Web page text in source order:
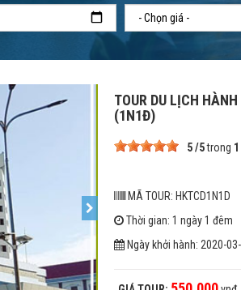
TOUR DU LỊCH
(1N1Đ)
5 /5trong 1
MÃ TOUR: HKTCD1N1D
Thời gian: 1 ngày 1 đêm
Ngày khởi hành: 2020-